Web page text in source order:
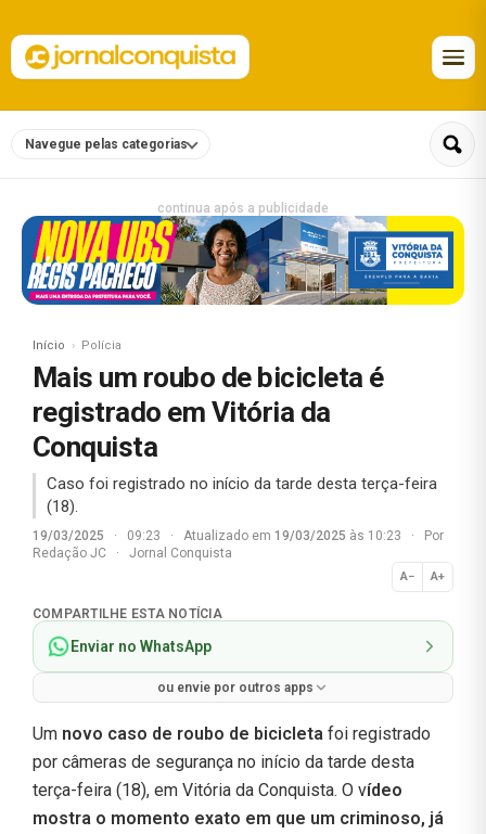
Navegue pelas categorias
continua após a publicidade
Início Polícia
Mais um roubo de bicicleta é
registrado em Vitória da
Conquista
Caso foi registrado no início da tarde desta terça-feira
(18).
19/03/2025 · 09:23 · Atualizado em 19/03/2025 às 10:23 ·
Por
Redação JC
· Jornal Conquista
A− A+
Normal
COMPARTILHE ESTA NOTÍCIA
Enviar no WhatsApp
ou envie por outros apps
Um novo caso de roubo de bicicleta foi registrado
por câmeras de segurança no início da tarde desta
terça-feira (18), em Vitória da Conquista. O vídeo
mostra o momento exato em que um criminoso, já